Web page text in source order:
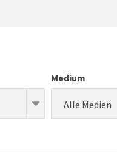
Medium
Alle Medien